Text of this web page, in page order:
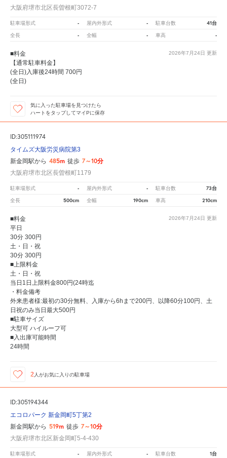
大阪府堺市北区長曽根町3072-7
駐車場形式 - 屋内外形式 - 駐車台数 41台
全長 - 全幅 - 車高 -
2026年7月24日 更新
■料金
【通常駐車料金】
(全日)入庫後24時間 700円
(全日)
気に入った駐車場を見つけたら
ハートをタップしてマイPに保存
ID:305111974
タイムズ大阪労災病院第3
新金岡駅から 485m 徒歩 7～10分
大阪府堺市北区長曽根町1179
駐車場形式 - 屋内外形式 - 駐車台数 73台
全長 500cm 全幅 190cm 車高 210cm
2026年7月24日 更新
■料金
平日
30分 300円
土・日・祝
30分 300円
■上限料金
土・日・祝
当日1日上限料金800円(24時迄
・料金備考
外来患者様:最初の30分無料、入庫から6hまで200円、以降60分100円、土
日祝のみ当日最大500円
■駐車サイズ
大型可 ハイルーフ可
■入出庫可能時間
24時間
2 人がお気に入りの駐車場
ID:305194344
エコロパーク 新金岡町5丁第2
新金岡駅から 519m 徒歩 7～10分
大阪府堺市北区新金岡町5-4-430
駐車場形式 - 屋内外形式 - 駐車台数 1台